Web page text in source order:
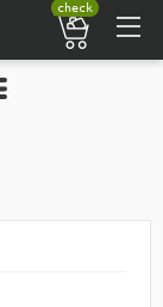
check